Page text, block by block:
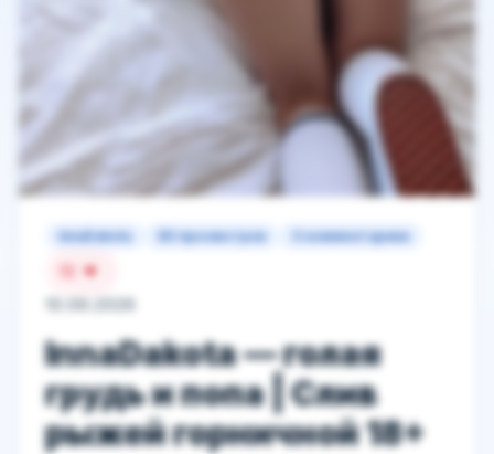
InnaDakota 80 просмотров 0 комментариев
10.06.2026
InnaDakota — голая
грудь и попа | Слив
рыжей горничной 18+